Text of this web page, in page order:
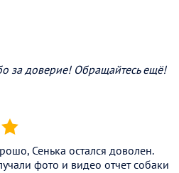
за доверие! Обращайтесь ещё!
(*)
Сенька остался доволен.
фото и видео отчет собаки